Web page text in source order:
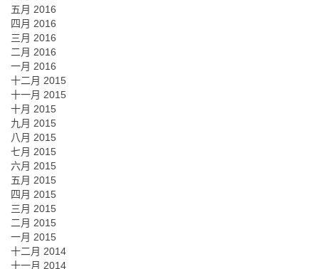
五月 2016
四月 2016
三月 2016
二月 2016
一月 2016
十二月 2015
十一月 2015
十月 2015
九月 2015
八月 2015
七月 2015
六月 2015
五月 2015
四月 2015
三月 2015
二月 2015
一月 2015
十二月 2014
十一月 2014